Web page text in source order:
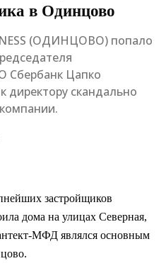
в Одинцово
(ОДИНЦОВО) попало
Сбербанк Цапко
директору скандально
застройщиков
дома на улицах Северная,
МФД являлся основным